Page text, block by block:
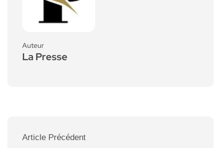
Auteur
La Presse
Article Précédent